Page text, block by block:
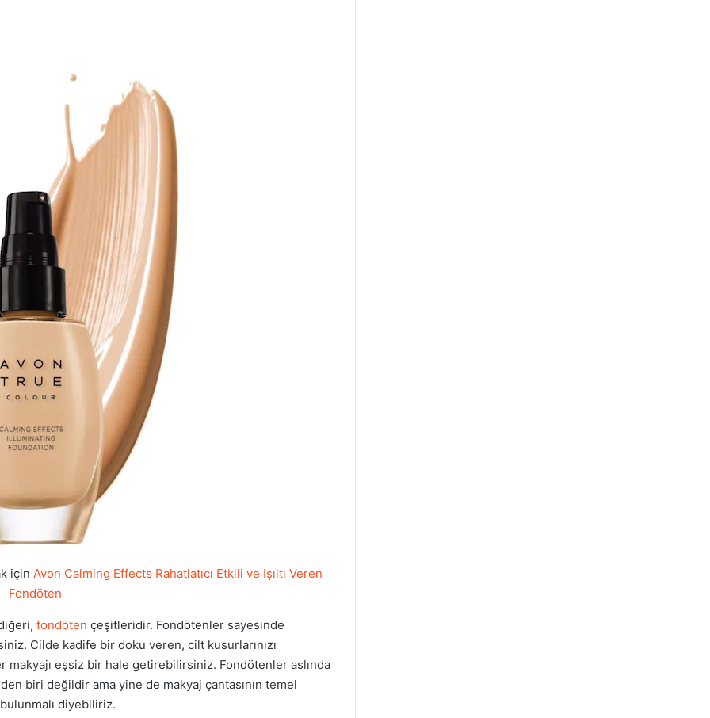
için Avon Calming Effects Rahatlatıcı Etkili ve Işıltı Veren
Fondöten
fondöten çeşitleridir. Fondötenler sayesinde
Cilde kadife bir doku veren, cilt kusurlarınızı
eşsiz bir hale getirebilirsiniz. Fondötenler aslında
biri değildir ama yine de makyaj çantasının temel
diyebiliriz.